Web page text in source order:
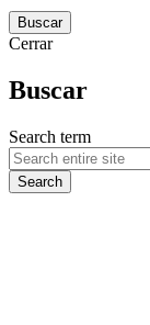
Buscar
Cerrar
Buscar
Search term